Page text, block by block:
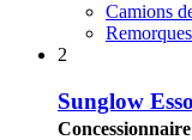
Camions
2
Sunglow Esso